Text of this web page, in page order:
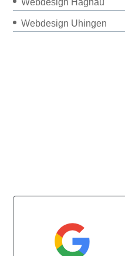
Webdesign Uhingen